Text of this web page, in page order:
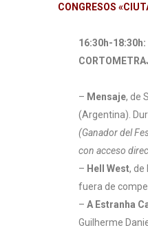
CONGRESOS
16:30h-18:30h:
– Mensaje, de
(Argentina).
(Ganador del
con acceso
– Hell West, de
fuera de
– A Estranha
Guilherme